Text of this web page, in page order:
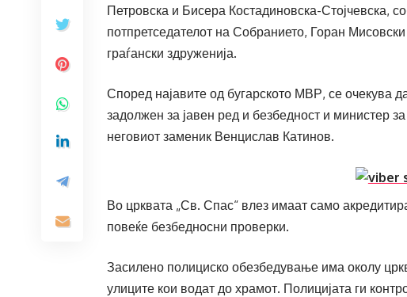
Петровска и Бисера Костадиновска-Стојчевска,
потпретседателот на Собранието, Горан
граѓански здруженија.
Според најавите од бугарското МВР, се очекува
задолжен за јавен ред и безбедност и министер
неговиот заменик Венцислав Катинов.
Во црквата „Св. Спас“ влез имаат само
повеќе безбедносни проверки.
Засилено полициско обезбедување има околу
улиците кои водат до храмот. Полицијата ги